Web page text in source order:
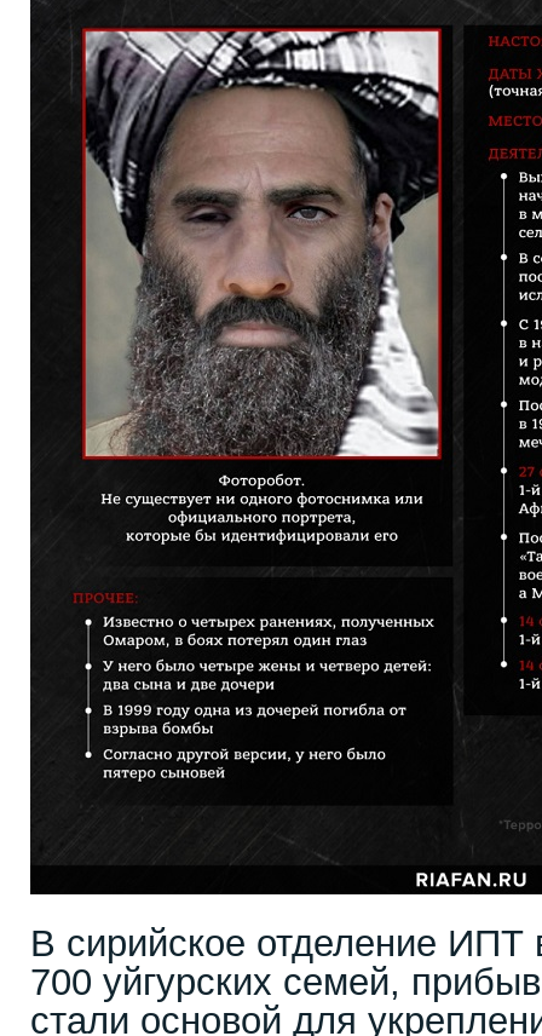
В сирийское отделение
700 уйгурских семей,
стали основой для